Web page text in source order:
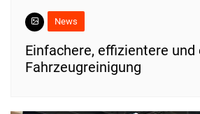
News
Einfachere, effizientere und
Fahrzeugreinigung